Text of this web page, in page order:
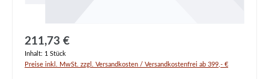
Regulärer Preis:
211,73 €
Inhalt: 1 Stück
Preise inkl. MwSt. zzgl. Versandkosten / Versandkostenfrei ab 399,- €